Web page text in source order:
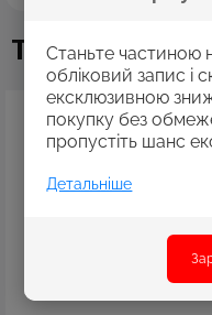
Станьте частиною
обліковий запис і
ексклюзивною
покупку без
пропустіть шанс
Детальніше
Також